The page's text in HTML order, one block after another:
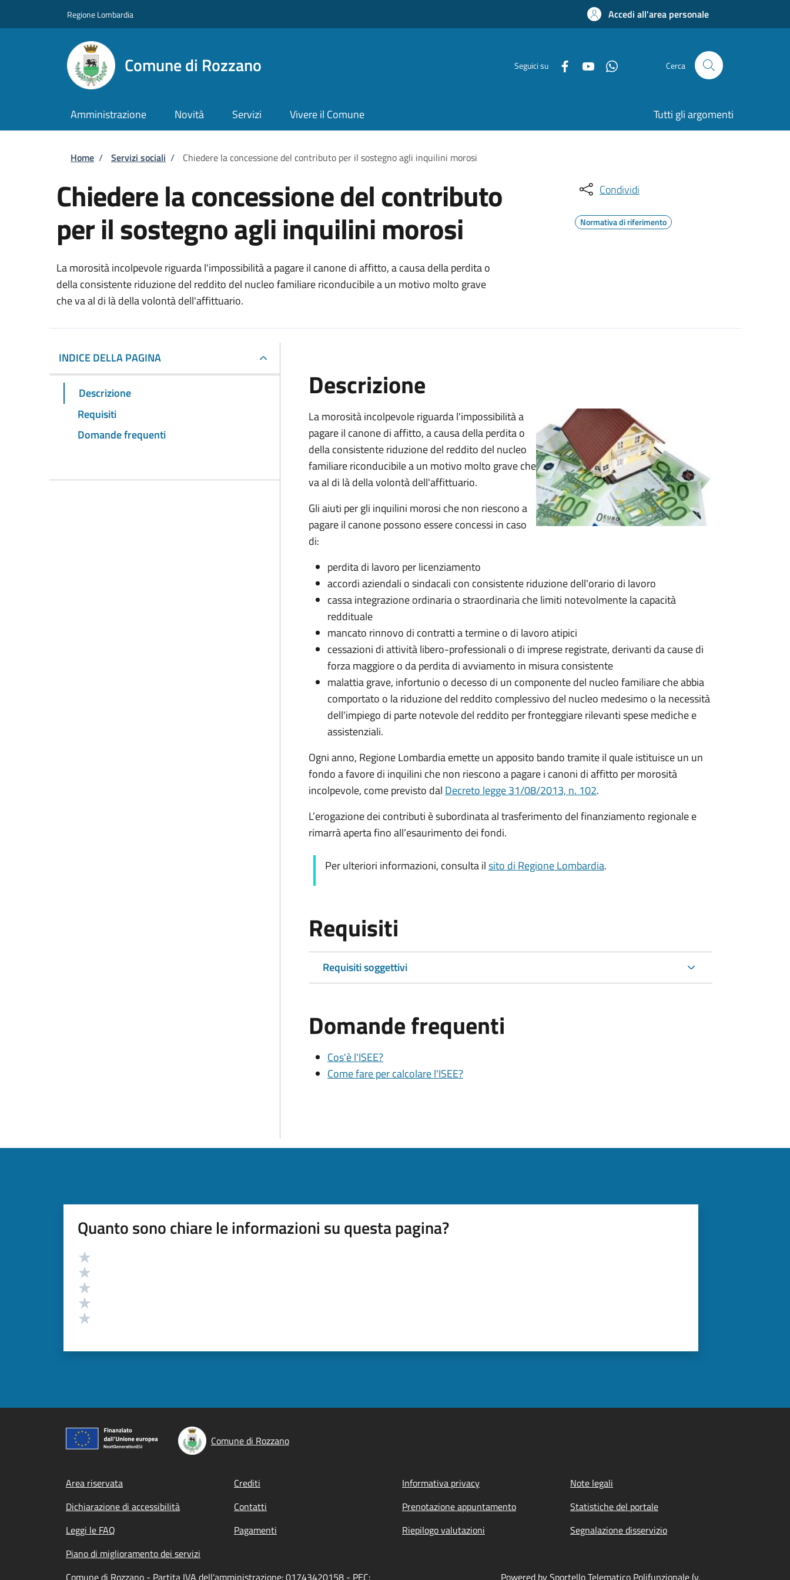
Regione Lombardia Accedi all'area personale
Comune di Rozzano Seguici su Cerca
Amministrazione Novità Servizi Vivere il Comune Tutti gli argomenti
Briciole di pane
Home / Servizi sociali / Chiedere la concessione del contributo per il sostegno agli inquilini morosi
Chiedere la concessione del contributo
per il sostegno agli inquilini morosi
La morosità incolpevole riguarda l'impossibilità a pagare il canone di affitto, a causa della perdita o
della consistente riduzione del reddito del nucleo familiare riconducibile a un motivo molto grave
che va al di là della volontà dell'affittuario.
Condividi
Normativa di riferimento
INDICE DELLA PAGINA
Descrizione
Requisiti
Domande frequenti
Descrizione
La morosità incolpevole riguarda l'impossibilità a
pagare il canone di affitto, a causa della perdita o
della consistente riduzione del reddito del nucleo
familiare riconducibile a un motivo molto grave che
va al di là della volontà dell'affittuario.
Gli aiuti per gli inquilini morosi che non riescono a
pagare il canone possono essere concessi in caso
di:
perdita di lavoro per licenziamento
accordi aziendali o sindacali con consistente riduzione dell'orario di lavoro
cassa integrazione ordinaria o straordinaria che limiti notevolmente la capacità
reddituale
mancato rinnovo di contratti a termine o di lavoro atipici
cessazioni di attività libero-professionali o di imprese registrate, derivanti da cause di
forza maggiore o da perdita di avviamento in misura consistente
malattia grave, infortunio o decesso di un componente del nucleo familiare che abbia
comportato o la riduzione del reddito complessivo del nucleo medesimo o la necessità
dell'impiego di parte notevole del reddito per fronteggiare rilevanti spese mediche e
assistenziali.
Ogni anno, Regione Lombardia emette un apposito bando tramite il quale istituisce un un
fondo a favore di inquilini che non riescono a pagare i canoni di affitto per morosità
incolpevole, come previsto dal Decreto legge 31/08/2013, n. 102.
L’erogazione dei contributi è subordinata al trasferimento del finanziamento regionale e
rimarrà aperta fino all’esaurimento dei fondi.
Per ulteriori informazioni, consulta ilsito di Regione Lombardia.
Requisiti
Requisiti soggettivi
Domande frequenti
Cos'è l'ISEE?
Come fare per calcolare l'ISEE?
Quanto sono chiare le informazioni su questa pagina?
Valutazione
Comune di Rozzano
Footer menu
Area riservata Crediti Informativa privacy
Note legali
Dichiarazione di accessibilità
Contatti Prenotazione appuntamento
Statistiche del portale
Leggi le FAQ
Pagamenti Riepilogo valutazioni
Segnalazione disservizio
Piano di miglioramento dei servizi
Comune di Rozzano - Partita IVA dell'amministrazione: 01743420158 - PEC:
Powered by Sportello Telematico Polifunzionale (v.